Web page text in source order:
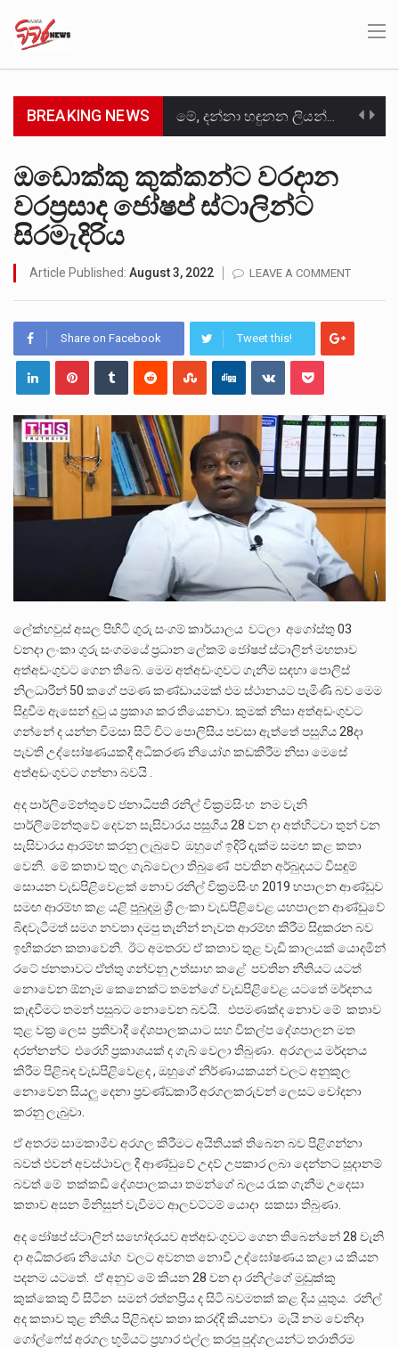
BREAKING NEWS මේ, දන්නා හඳුනන ලියන්නකුගේ නන්නාඳුනන අඩවියක සැරිසරා ලද ආස්වාදනීය මොහොතක සිංහාවලෝකනයකි .කෙටි කවියක දිගු බර…
බන්ධනාගාර රැදවියන් 1,021 දෙනෙකු ඉකුත් වසර පහක කාලය තුලදී (2020 ජනවාරි 01 සිට 2025 දෙසැම්බර්…
මහර බන්ධනාගාරයේ අද ඇතිවූ සිද්ධියෙන් තුවාල ලැබූ බව කියන රැඳවියන් ගණන ඉහළ ගොස් තිබේ. ඒ…
2011 වසරේදී දේශපාලන හා මානව හිමිකම් ක්‍රියාකාරීන් වන ලලිත්කුමාර් වීරරාජ් සහ කුගන් මුරුගානන්දන් යාපනයේදී අතුරුදන්…
ඔඩොක්කු කුක්කන්ට වරදාන
වරප්‍රසාද ජෝෂප් ස්ටාලින්ට
සිරමැදිරිය
Article Published: August 3, 2022 LEAVE A COMMENT
Share on Facebook Tweet this!
ලේක්හවුස් අසල පිහිටි ගුරු සංගම් කාර්යාලය වටලා අගෝස්තු 03
වනදා ලංකා ගුරු සංගමයේ ප්‍රධාන ලේකම් ජෝෂප් ස්ටාලින් මහතාව
අත්අඩංගුවට ගෙන තිබේ. මෙම අත්අඩංගුවට ගැනීම සඳහා පොලිස්
නිලධාරීන් 50 කගේ පමණ කණ්ඩායමක් එම ස්ථානයට පැමිණි බව මෙම
සිදුවීම ඇසෙන් දුටු ය ප්‍රකාශ කර තියෙනවා. කුමක් නිසා අත්අඩංගුවට
ගන්නේ ද යන්න විමසා සිටි විට පොලිසිය පවසා ඇත්තේ පසුගිය 28දා
පැවති උද්ඝෝෂණයකදී අධිකරණ නියෝග කඩකිරීම නිසා මෙසේ
අත්අඩංගුවට ගන්නා බවයි .
අද පාර්ලිමේන්තුවේ ජනාධිපති රනිල් වික්‍රමසිංහ නම වැනි
පාර්ලිමේන්තුවේ දෙවන සැසිවාරය පසුගිය 28 වන දා අත්හිටවා තුන් වන
සැසිවාරය ආරම්භ කරනු ලැබුවේ ඔහුගේ ඉදිරි දැක්ම සමඟ කළ කතා
වෙනි. මේ කතාව තුල ගැබ්වෙලා තිබුණේ පවතින අර්බුදයට විසඳුම්
සොයන වැඩපිළිවෙළක් නොව රනිල් වික්‍රමසිංහ 2019 හපාලන ආණ්ඩුව
සමඟ ආරම්භ කළ යළි පුබුදමු ශ්‍රී ලංකා වැඩපිළිවෙළ යහපාලන ආණ්ඩුවේ
බිඳවැටීමත් සමග නවතා දමපු තැනින් නැවත ආරම්භ කිරීම සිදුකරන බව
ඉඟිකරන කතාවෙනි. ඊට අමතරව ඒ කතාව තුළ වැඩි කාලයක් යොදමින්
රටේ ජනතාවට ඒත්තු ගන්වනු උත්සාහ කළේ පවතින නීතියට යටත්
නොවෙන ඕනෑම කෙනෙක්ට තමන්ගේ වැඩපිළිවෙළ යටතේ මර්දනය
කැඳවීමට තමන් පසුබට නොවෙන බවයි. එපමණක්ද නොව මේ කතාව
තුළ වක්‍ර ලෙස ප්‍රතිවාදී දේශපාලකයාට සහ විකල්ප දේශපාලන මත
දරන්නන්ට එරෙහි ප්‍රකාශයක් ද ගැබ් වෙලා තිබුණා. අරගලය මර්දනය
කිරීම පිළිබඳ වැඩපිළිවෙළද , ඔහුගේ නිර්ණායකයන් වලට අනුකූල
නොවෙන සියලු දෙනා ප්‍රචණ්ඩකාරී අරගලකරුවන් ලෙසට චෝදනා
කරනු ලැබුවා.
ඒ අතරම සාමකාමීව අරගල කිරීමට අයිතියක් තිබෙන බව පිළිගන්නා
බවත් එවන් අවස්ථාවල දී ආණ්ඩුවේ උදව් උපකාර ලබා දෙන්නට සූදානම්
බවත් මේ තක්කඩි දේශපාලකයා තමන්ගේ බලය රැක ගැනීම උදෙසා
කතාව අසන මිනිසුන් වැවීමට ආලවට්ටම් යොදා සකසා තිබුණා.
අද ජෝෂප් ස්ටාලින් සහෝදරයව අත්අඩංගුවට ගෙන තිබෙන්නේ 28 වැනි
දා අධිකරණ නියෝග වලට අවනත නොවී උද්ඝෝෂණය කළා ය කියන
පදනම යටතේ. ඒ අනුව මේ කියන 28 වන දා රනිල්ගේ මුඩුක්කු
කුක්කෙකු වී සිටින සමන් රත්නප්‍රිය ද සිටි බවමතක් කළ දිය යුතුය. රනිල්
අද කතාව තුළ නීතිය පිළිබඳව කතා කරද්දි කියනවා මැයි නම වෙනිදා
ගෝල්ෆේස් අරගල භූමියට ප්‍රහාර එල්ල කරපු පුද්ගලයන්ට තරාතිරම